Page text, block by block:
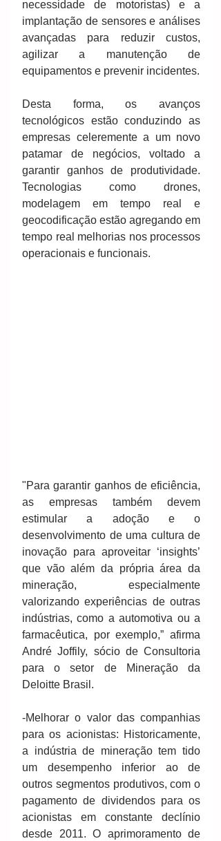
necessidade de motoristas) e a
implantação de sensores e análises
avançadas para reduzir custos,
agilizar a manutenção de
equipamentos e prevenir incidentes.
Desta forma, os avanços
tecnológicos estão conduzindo as
empresas celeremente a um novo
patamar de negócios, voltado a
garantir ganhos de produtividade.
Tecnologias como drones,
modelagem em tempo real e
geocodificação estão agregando em
tempo real melhorias nos processos
operacionais e funcionais.
"Para garantir ganhos de eficiência,
as empresas também devem
estimular a adoção e o
desenvolvimento de uma cultura de
inovação para aproveitar ‘insights’
que vão além da própria área da
mineração, especialmente
valorizando experiências de outras
indústrias, como a automotiva ou a
farmacêutica, por exemplo,” afirma
André Joffily, sócio de Consultoria
para o setor de Mineração da
Deloitte Brasil.
-Melhorar o valor das companhias
para os acionistas: Historicamente,
a indústria de mineração tem tido
um desempenho inferior ao de
outros segmentos produtivos, com o
pagamento de dividendos para os
acionistas em constante declínio
desde 2011. O aprimoramento de